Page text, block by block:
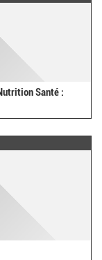
Santé :